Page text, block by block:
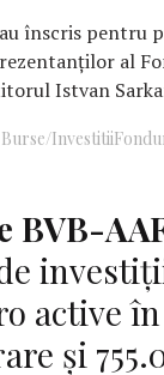
înscris pentru
al
Istvan
Burse/Investitii
BVB-
active în
și